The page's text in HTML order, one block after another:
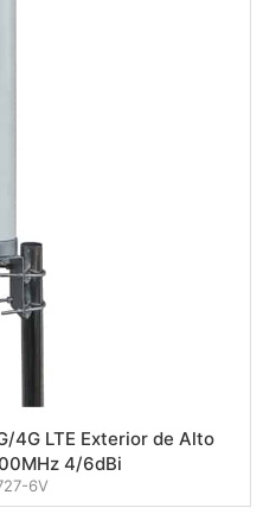
4G LTE Exterior de Alto
4/6dBi
6V